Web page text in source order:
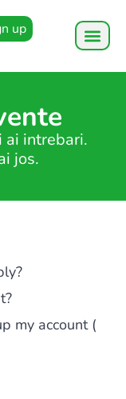
up
ai intrebari.
jos.
my account (